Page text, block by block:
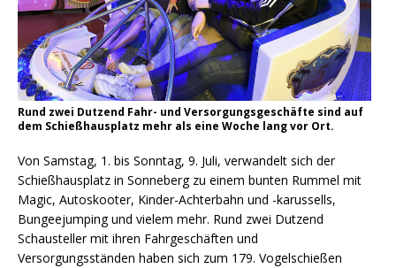
Rund zwei Dutzend Fahr- und Versorgungsgeschäfte sind auf
dem Schießhausplatz mehr als eine Woche lang vor Ort.
Von Samstag, 1. bis Sonntag, 9. Juli, verwandelt sich der
Schießhausplatz in Sonneberg zu einem bunten Rummel mit
Magic, Autoskooter, Kinder-Achterbahn und -karussells,
Bungeejumping und vielem mehr. Rund zwei Dutzend
Schausteller mit ihren Fahrgeschäften und
Versorgungsständen haben sich zum 179. Vogelschießen